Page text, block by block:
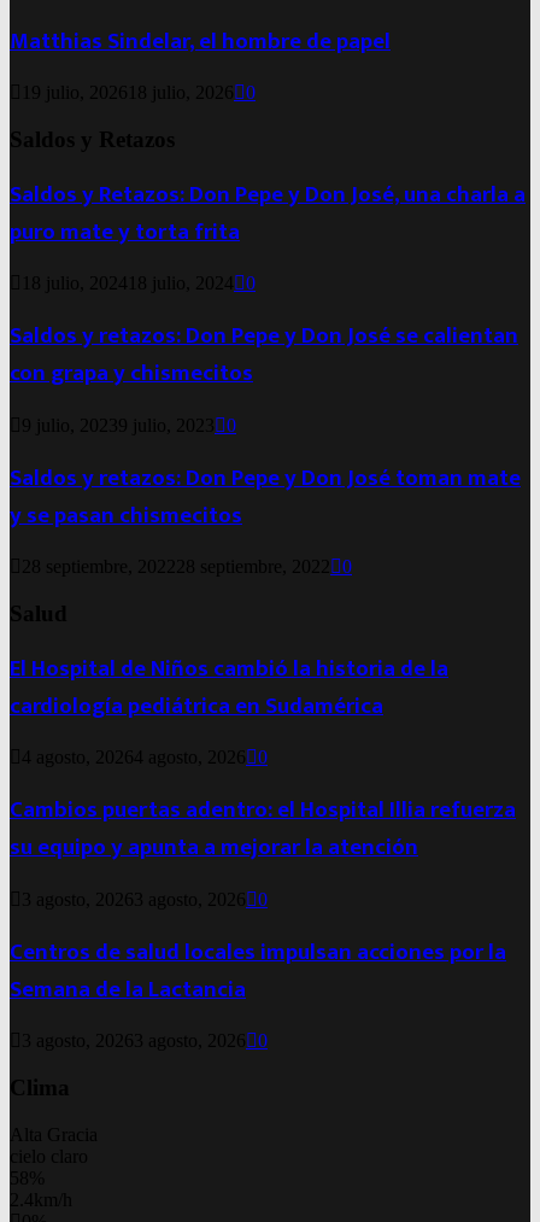
Matthias Sindelar, el hombre de papel
19 julio, 2026 18 julio, 2026 0
Saldos y Retazos
Saldos y Retazos: Don Pepe y Don José, una charla a
puro mate y torta frita
18 julio, 2024 18 julio, 2024 0
Saldos y retazos: Don Pepe y Don José se calientan
con grapa y chismecitos
9 julio, 20239 julio, 2023 0
Saldos y retazos: Don Pepe y Don José toman mate
y se pasan chismecitos
28 septiembre, 2022 28 septiembre, 2022 0
Salud
El Hospital de Niños cambió la historia de la
cardiología pediátrica en Sudamérica
4 agosto, 20264 agosto, 2026 0
Cambios puertas adentro: el Hospital Illia refuerza
su equipo y apunta a mejorar la atención
3 agosto, 2026 3 agosto, 2026 0
Centros de salud locales impulsan acciones por la
Semana de la Lactancia
3 agosto, 2026 3 agosto, 2026 0
Clima
Alta Gracia
cielo claro
58%
2.4km/h